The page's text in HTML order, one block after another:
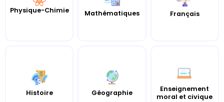
Physique-Chimie Mathématiques Français
Histoire Géographie
Enseignement
moral et civique